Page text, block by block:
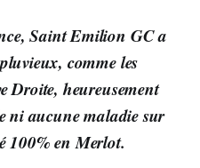
Saint Emilion GC a
comme les
Droite, heureusement
ni aucune maladie sur
100% en Merlot.